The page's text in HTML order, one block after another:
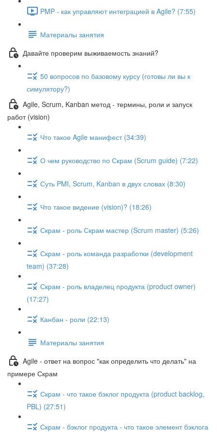
PMP - как управляют интеграцией в Agile? (7:55)
Материалы занятия
Давайте проверим выживаемость знаний?
50 вопросов по базовому курсу (готовы ли вы к
симулятору?)
Agile, Scrum, Kanban метод - термины, роли и запуск
работ (vision)
Что такое Agile манифест (34:39)
О чем руководство по Скрам (Scrum guide) (7:22)
Суть PMI, Scrum, Kanban в двух словах (8:30)
Что такое видение (vision)? (18:26)
Скрам - роль Скрам мастер (Scrum master) (5:26)
Скрам - роль команда разработки (development
team) (37:28)
Скрам - роль владелец продукта (product owner)
(17:27)
Канбан - роли (22:13)
Материалы занятия
Agile - ответ на вопрос "как определить что делать" на
примере Скрам
Скрам - что такое бэклог продукта (product backlog,
PBL) (27:51)
Скрам - бэклог продукта - что такое элемент бэклога